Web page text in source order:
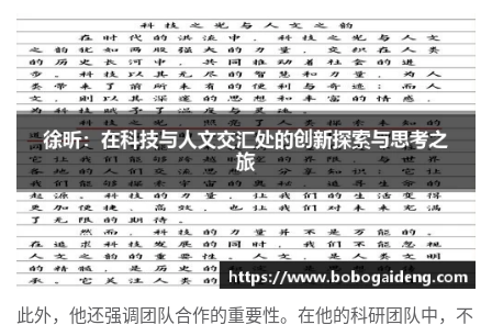
此外，他还强调团队合作的重要性。在他的科研团队中，不